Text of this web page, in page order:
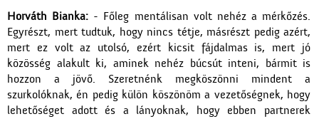
Horváth Bianka: - Főleg mentálisan volt nehéz a mérkőzés.
Egyrészt, mert tudtuk, hogy nincs tétje, másrészt pedig azért,
mert ez volt az utolsó, ezért kicsit fájdalmas is, mert jó
közösség alakult ki, aminek nehéz búcsút inteni, bármit is
hozzon a jövő. Szeretnénk megköszönni mindent a
szurkolóknak, én pedig külön köszönöm a vezetőségnek, hogy
lehetőséget adott és a lányoknak, hogy ebben partnerek